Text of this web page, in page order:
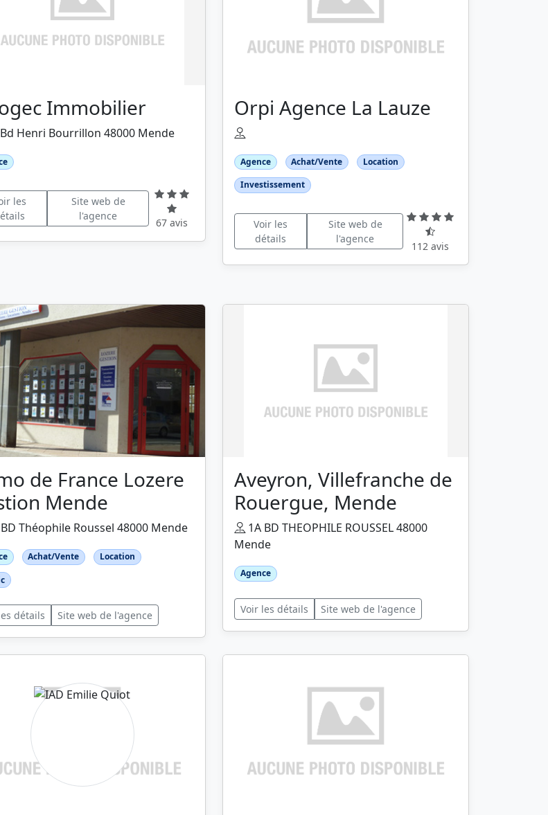
Immobilier
Henri Bourrillon 48000 Mende
les
Site web de
l'agence
67 avis
Orpi Agence La Lauze
Agence Achat/Vente
Location
Investissement
Voir les
détails
Site web de
l'agence
112 avis
de France Lozere
Mende
Théophile Roussel 48000 Mende
Achat/Vente
Location
détails Site web de l'agence
Aveyron, Villefranche de
Rouergue, Mende
1A BD THEOPHILE ROUSSEL 48000
Mende
Agence
Voir les détails Site web de l'agence